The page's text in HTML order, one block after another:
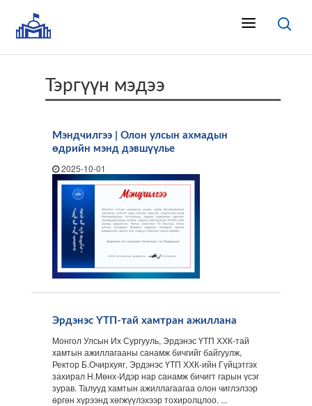
Тэргүүн мэдээ
Мэндчилгээ | Олон улсын ахмадын
өдрийн мэнд дэвшүүлье
2025-10-01
Эрдэнэс ҮТП-тай хамтран ажиллана
Монгол Улсын Их Сургууль, Эрдэнэс ҮТП ХХК-тай
хамтын ажиллагааны санамж бичгийг байгуулж,
Ректор Б.Очирхуяг, Эрдэнэс ҮТП ХХК-ийн Гүйцэтгэх
захирал Н.Мөнх-Идэр нар санамж бичигт гарын үсэг
зурав. Талууд хамтын ажиллагаагаа олон чиглэлээр
өргөн хүрээнд хөгжүүлэхээр тохиролцлоо. ...